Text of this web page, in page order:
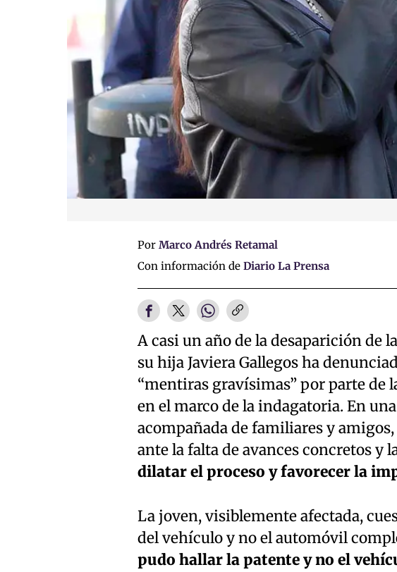
Por Marco Andrés Retamal
Con información de Diario La Prensa
A casi un año de la desaparición de
su hija Javiera Gallegos ha
“mentiras gravísimas” por parte de
en el marco de la indagatoria. En
acompañada de familiares y
ante la falta de avances concretos y
dilatar el proceso y favorecer la
La joven, visiblemente afectada,
del vehículo y no el automóvil
pudo hallar la patente y no el